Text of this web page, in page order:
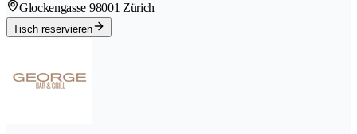
Glockengasse 98001 Zürich
Tisch reservieren